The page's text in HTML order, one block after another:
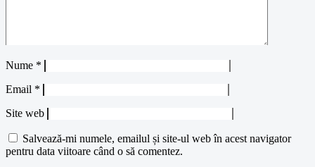
Nume *
Email *
Site web
Salvează-mi numele, emailul și site-ul web în acest navigator
pentru data viitoare când o să comentez.